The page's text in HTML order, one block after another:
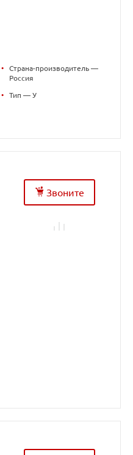
•
Страна-производитель —
Россия
• Тип — У
Звоните